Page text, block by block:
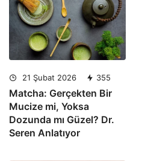
21 Şubat 2026 355
Matcha: Gerçekten Bir
Mucize mi, Yoksa
Dozunda mı Güzel? Dr.
Seren Anlatıyor